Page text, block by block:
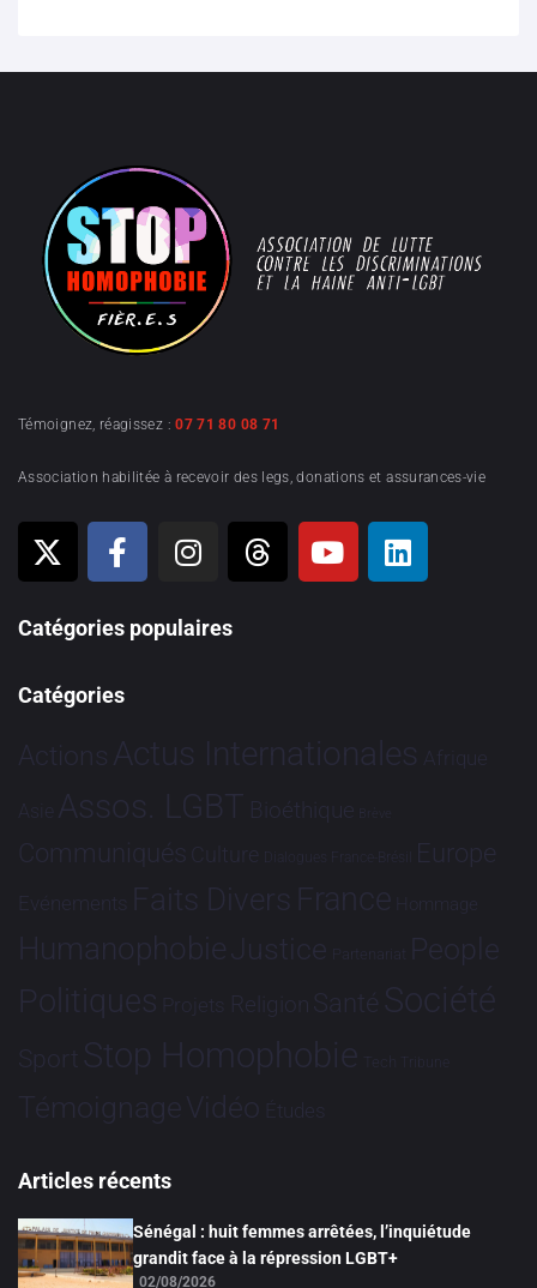
Témoignez, réagissez :07 71 80 08 71
Association habilitée à recevoir des legs, donations et assurances-vie
Catégories populaires
Catégories
Actions Actus Internationales Afrique
Asie Assos. LGBT Bioéthique Brève
Communiqués Culture Dialogues France-Brésil Europe
Evénements Faits Divers France Hommage
HumanophobieJustice Partenariat People
Politiques Projets Religion Santé Société
Sport Stop Homophobie Tech Tribune
TémoignageVidéo Études
Articles récents
Sénégal : huit femmes arrêtées, l’inquiétude
grandit face à la répression LGBT+
02/08/2026